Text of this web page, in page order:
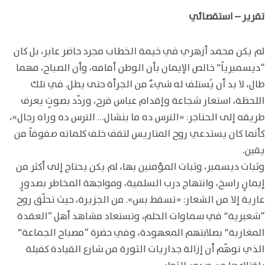
تقرير – استقصائي
لم يكن محمد أزهري في خيمة الخطاب مجرد حاضر عابر، بل كان
“ديسمبرياً” خالص الإيمان بأن الوطن أمامه، وأن الصباح، مهما
طال، لا بد أن يُستلف له شيءٌ من الجرأة حتى يطل. في تلك
اللحظة، استعار شجاعة وإقدام عباس فرح، وردّد بصوتٍ يعرف
طريقه إلى الحناجر: «الترس ده ما بنشال… الترس ده وراه رجال»،
كأنما كان يستدعي روح المتاريس لتقف خلف كلماته صفوفاً من
يقين.
وثبات ديسمبر، وثبات المؤمنين بها، لم يكن يحتاج إلى أكثر من
إيمانٍ راسخ، وانتهاج درب السلمية، ومواجهة المخاطر بصدورٍ
عارية إلا من الشعار: «تسقط بس». من الجزيرة، حيث تحلّق روح
“شعيرية” في سماوات الحلم، وتستعاد مشاهد أهل “العقدة
المغاربة” بصلابتهم المعهودة، وفي حضرة “مصباح الجماعة”
الذي توهّم أن إزالة جداريات الثورة من شارع القيادة كفيلة